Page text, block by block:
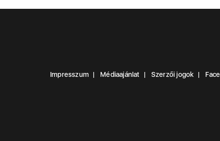
Impresszum Médiaajánlat Szerzői jogok